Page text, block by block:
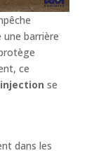
une barrière
ce
se
dans les